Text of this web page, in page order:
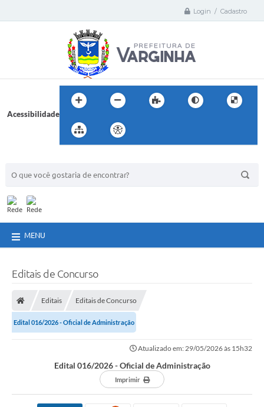
Login / Cadastro
Acessibilidade
MENU
Editais de Concurso
Editais Editais de Concurso
Edital 016/2026 - Oficial de Administração
Atualizado em: 29/05/2026 às 15h32
Edital 016/2026 - Oficial de Administração
Imprimir